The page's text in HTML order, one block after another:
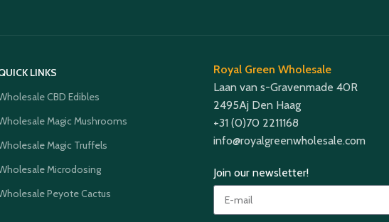
LINKS
CBD Edibles
Magic Mushrooms
Magic Truffels
Microdosing
Peyote Cactus
Royal Green Wholesale
Laan van s-Gravenmade 40R
2495Aj Den Haag
+31 (0)70 2211168
info@royalgreenwholesale.com
Join our newsletter!